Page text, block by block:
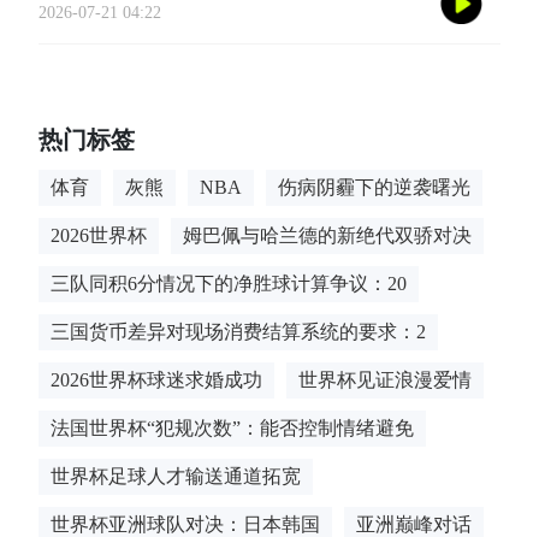
的多维解构**
2026-07-21 04:22
热门标签
体育 灰熊 NBA 伤病阴霾下的逆袭曙光
2026世界杯 姆巴佩与哈兰德的新绝代双骄对决
三队同积6分情况下的净胜球计算争议：20
三国货币差异对现场消费结算系统的要求：2
2026世界杯球迷求婚成功 世界杯见证浪漫爱情
法国世界杯“犯规次数”：能否控制情绪避免
世界杯足球人才输送通道拓宽
世界杯亚洲球队对决：日本韩国 亚洲巅峰对话